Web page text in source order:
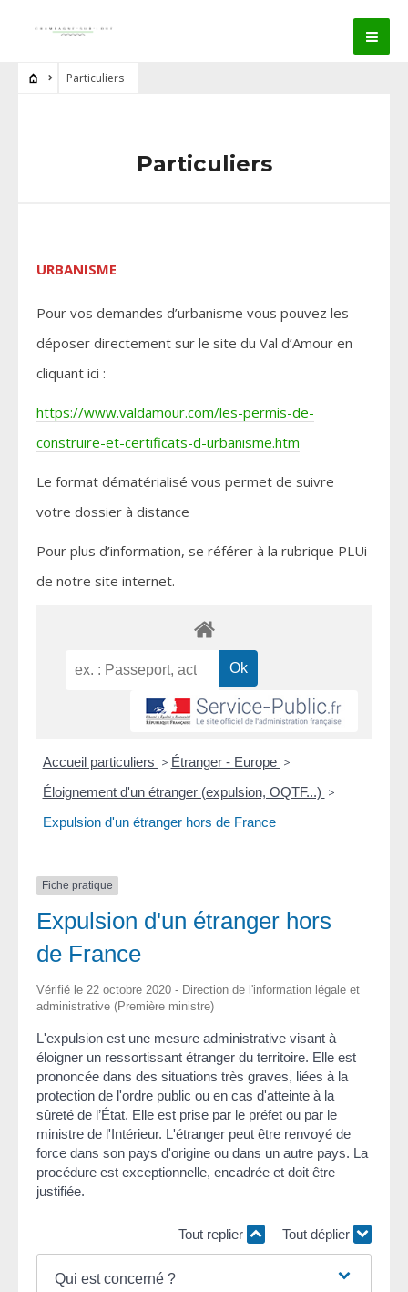
Particuliers
Particuliers
URBANISME
Pour vos demandes d’urbanisme vous pouvez les
déposer directement sur le site du Val d’Amour en
cliquant ici :
https://www.valdamour.com/les-permis-de-
construire-et-certificats-d-urbanisme.htm
Le format dématérialisé vous permet de suivre
votre dossier à distance
Pour plus d’information, se référer à la rubrique PLUi
de notre site internet.
Accueil particuliers > Étranger - Europe >
Éloignement d'un étranger (expulsion, OQTF...) >
Expulsion d'un étranger hors de France
Fiche pratique
Expulsion d'un étranger hors
de France
Vérifié le 22 octobre 2020 - Direction de l'information légale et
administrative (Première ministre)
L'expulsion est une mesure administrative visant à
éloigner un ressortissant étranger du territoire. Elle est
prononcée dans des situations très graves, liées à la
protection de l'ordre public ou en cas d'atteinte à la
sûreté de l’État. Elle est prise par le préfet ou par le
ministre de l'Intérieur. L'étranger peut être renvoyé de
force dans son pays d'origine ou dans un autre pays. La
procédure est exceptionnelle, encadrée et doit être
justifiée.
Tout replier Tout déplier
Qui est concerné ?